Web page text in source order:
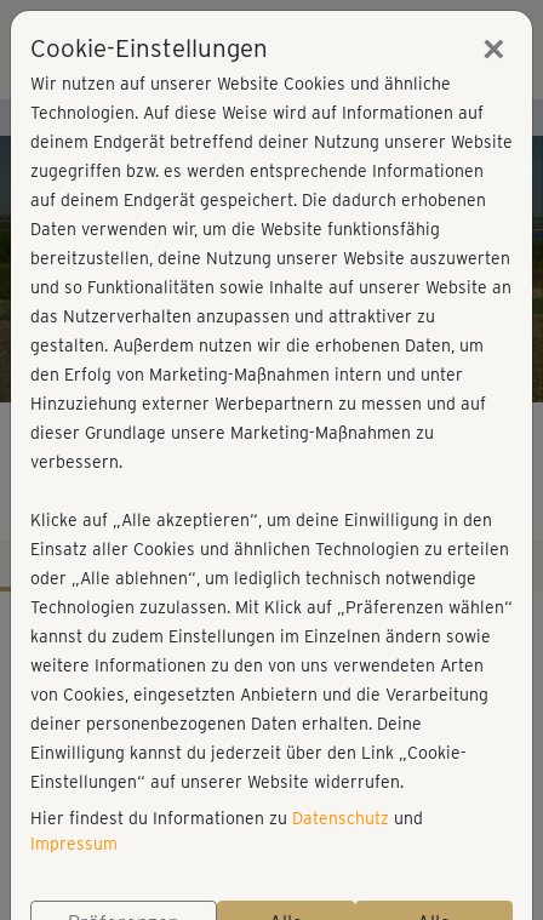
Play
Video
Kursvorschau - Jetzt mitmachen!
Latin Dance Workout
Workout-Facts
mittelschwer
29 Min
231 kcal
Anette Alvaredo
Cookie-Einstellungen ×
Wir nutzen auf unserer Website Cookies und ähnliche
Technologien. Auf diese Weise wird auf Informationen auf
deinem Endgerät betreffend deiner Nutzung unserer Website
zugegriffen bzw. es werden entsprechende Informationen
auf deinem Endgerät gespeichert. Die dadurch erhobenen
Daten verwenden wir, um die Website funktionsfähig
bereitzustellen, deine Nutzung unserer Website auszuwerten
und so Funktionalitäten sowie Inhalte auf unserer Website an
das Nutzerverhalten anzupassen und attraktiver zu
gestalten. Außerdem nutzen wir die erhobenen Daten, um
den Erfolg von Marketing-Maßnahmen intern und unter
Hinzuziehung externer Werbepartnern zu messen und auf
dieser Grundlage unsere Marketing-Maßnahmen zu
verbessern.
Klicke auf „Alle akzeptieren“, um deine Einwilligung in den
Einsatz aller Cookies und ähnlichen Technologien zu erteilen
oder „Alle ablehnen“, um lediglich technisch notwendige
Technologien zuzulassen. Mit Klick auf „Präferenzen wählen“
kannst du zudem Einstellungen im Einzelnen ändern sowie
weitere Informationen zu den von uns verwendeten Arten
von Cookies, eingesetzten Anbietern und die Verarbeitung
deiner personenbezogenen Daten erhalten. Deine
Einwilligung kannst du jederzeit über den Link „Cookie-
Einstellungen“ auf unserer Website widerrufen.
Hier findest du Informationen zu Datenschutz und
Impressum